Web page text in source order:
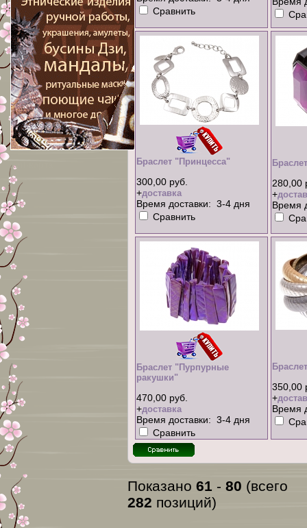
Сравнить
Браслет "Принцесса"
300,00 руб.
+доставка
Время доставки: 3-4 дня
Сравнить
280,00
+
Время
Браслет "Пурпурные
ракушки"
470,00 руб.
+доставка
Время доставки: 3-4 дня
Сравнить
350,00
+
Время
Показано61 -80 (всего
282 позиций)
xml-карта